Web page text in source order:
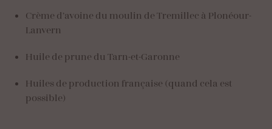
Crème d’avoine du moulin de Tremillec à Plonéour-
Lanvern
Huile de prune du Tarn-et-Garonne
Huiles de production française (quand cela est
possible)